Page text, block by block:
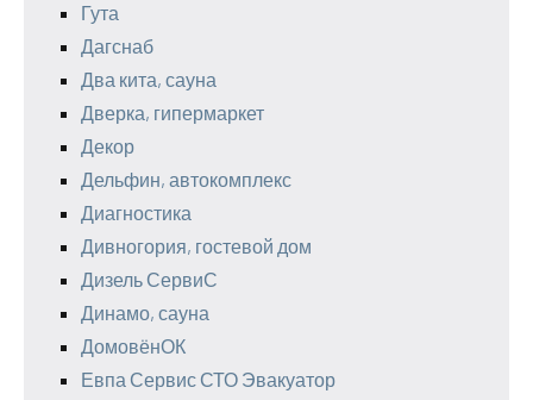
Гута
Дагснаб
Два кита, сауна
Дверка, гипермаркет
Декор
Дельфин, автокомплекс
Диагностика
Дивногория, гостевой дом
Дизель СервиС
Динамо, сауна
ДомовёнОК
Евпа Сервис СТО Эвакуатор